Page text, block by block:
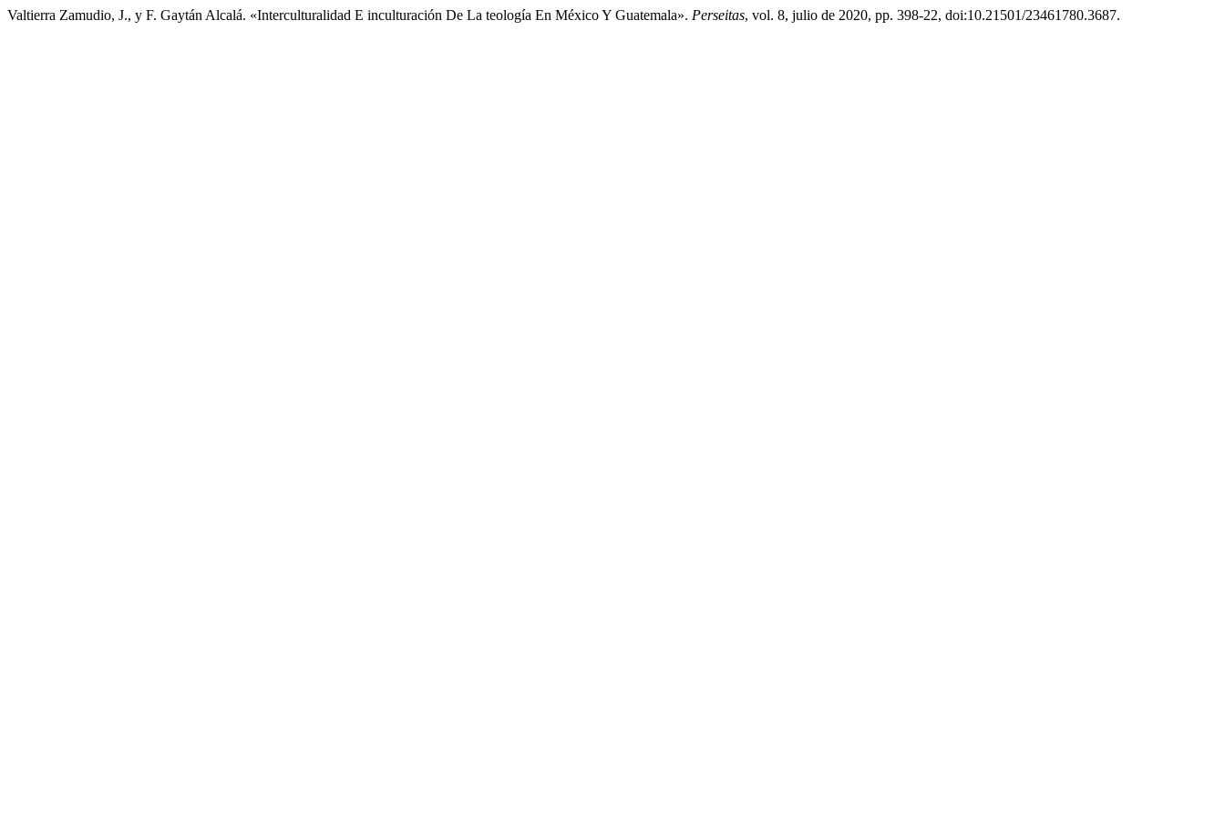
Valtierra Zamudio, J., y F. Gaytán Alcalá. «Interculturalidad E inculturación De La teología En México Y Guatemala». Perseitas, vol. 8, julio de 2020, pp. 398-22, doi:10.21501/23461780.3687.